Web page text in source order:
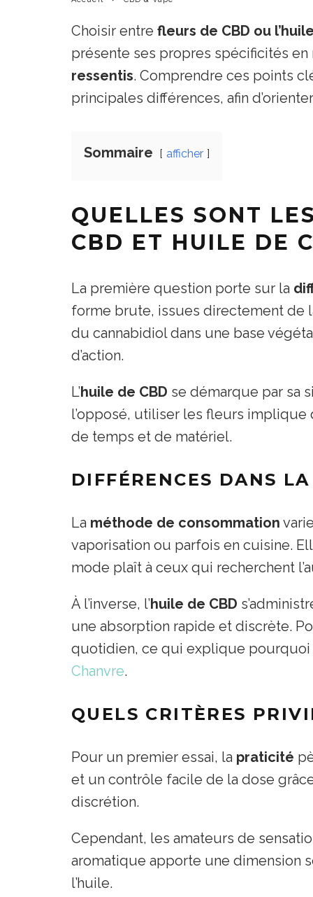
Choisir entre fleurs de CBD ou
présente ses propres spécificités
ressentis. Comprendre ces points
principales différences, afin
Sommaire afficher
QUELLES SONT
CBD ET HUILE DE
La première question porte sur la
forme brute, issues directement de
du cannabidiol dans une base
d’action.
L’huile de CBD se démarque par sa
l’opposé, utiliser les fleurs
de temps et de matériel.
DIFFÉRENCES DANS
La méthode de consommation
vaporisation ou parfois en cuisine.
mode plaît à ceux qui recherchent
À l’inverse, l’huile de CBD
une absorption rapide et discrète.
quotidien, ce qui explique pourquoi
Chanvre.
QUELS CRITÈRES
Pour un premier essai, la praticité
et un contrôle facile de la dose
discrétion.
Cependant, les amateurs de
aromatique apporte une dimension
l’huile.